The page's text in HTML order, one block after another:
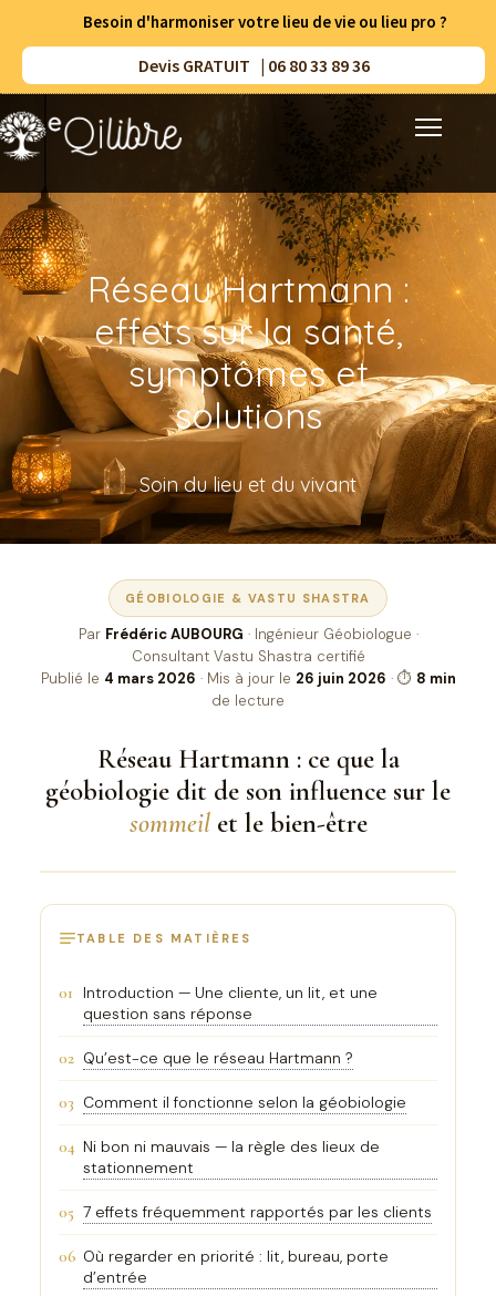
Besoin d'harmoniser votre lieu de vie ou lieu pro ?
Devis GRATUIT | 06 80 33 89 36
Accueil
Prestations
Méthodes
Résultats
Ressources
A propos
[Réserver]
Réseau Hartmann :
effets sur la santé,
symptômes et
solutions
Soin du lieu et du vivant
GÉOBIOLOGIE & VASTU SHASTRA
Par Frédéric AUBOURG · Ingénieur Géobiologue ·
Consultant Vastu Shastra certifié
Publié le 4 mars 2026 · Mis à jour le 26 juin 2026 · ⏱ 8 min
de lecture
Réseau Hartmann : ce que la
géobiologie dit de son influence sur le
sommeilet le bien-être
TABLE DES MATIÈRES
01
Introduction — Une cliente, un lit, et une
question sans réponse
02 Qu’est-ce que le réseau Hartmann ?
03 Comment il fonctionne selon la géobiologie
04 Ni bon ni mauvais — la règle des lieux de
stationnement
05 7 effets fréquemment rapportés par les clients
06 Où regarder en priorité : lit, bureau, porte
d’entrée